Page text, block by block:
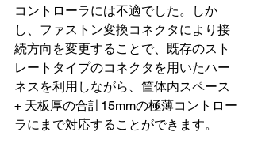
コントローラには不適でした。しか
し、ファストン変換コネクタにより接
続方向を変更することで、既存のスト
レートタイプのコネクタを用いたハー
ネスを利用しながら、筐体内スペース
+ 天板厚の合計15mmの極薄コントロー
ラにまで対応することができます。